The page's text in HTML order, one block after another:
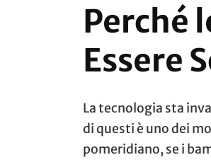
Perché
Essere
La tecnologia sta
di questi è uno dei
pomeridiano, se i